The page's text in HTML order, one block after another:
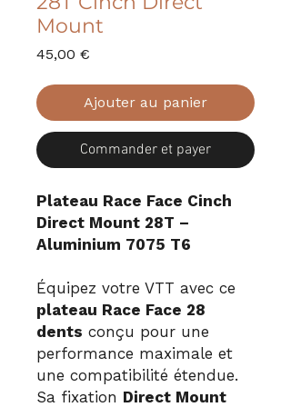
Mount
45,00 €
Ajouter au panier
Commander et payer
Plateau Race Face Cinch
Direct Mount 28T –
Aluminium 7075 T6
Équipez votre VTT avec ce
plateau Race Face 28
dents conçu pour une
performance maximale et
une compatibilité étendue.
Sa fixation Direct Mount